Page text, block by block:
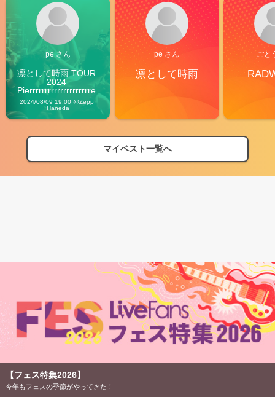
pe さん
凛として時雨 TOUR
2024
Pierrrrrrrrrrrrrrrrrrrre
Vibes
2024/08/09 19:00 @Zepp
Haneda
pe さん
凛として時雨
ごと
マイベスト一覧へ
【ライブ動員ランキング 2026年上半期】
LiveFans調べのオリジナルランキング！